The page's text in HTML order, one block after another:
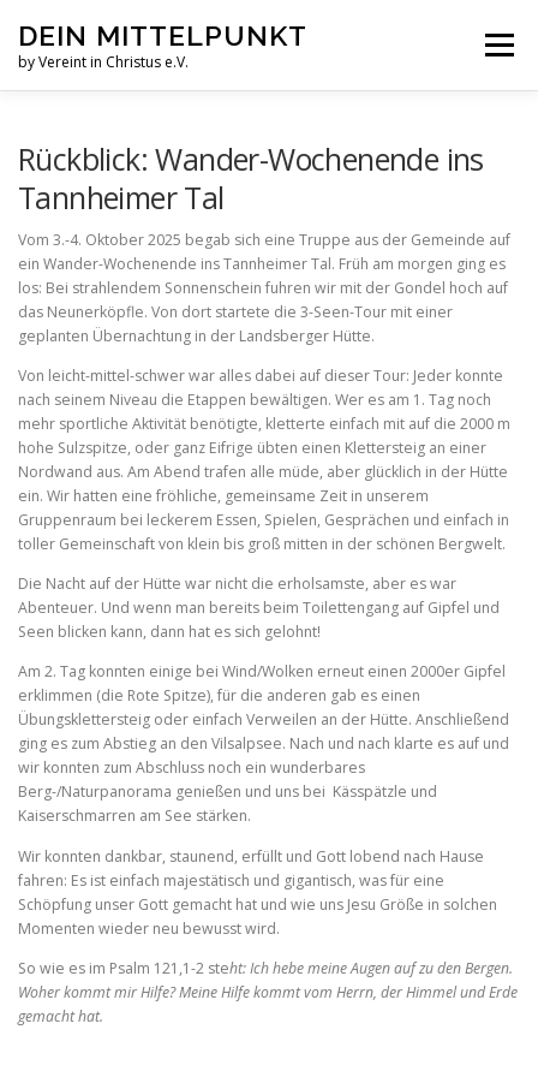
Inhalt
springen
DEIN MITTELPUNKT
by Vereint in Christus e.V.
Menü
GOTTESDIENST MAL ANDERS AUFNAHMEN
VEREINT IN CHRISTUS E.V. JESUS FAQS
Rückblick: Wander-Wochenende ins
Tannheimer Tal
Vom 3.-4. Oktober 2025 begab sich eine Truppe aus der Gemeinde auf
ein Wander-Wochenende ins Tannheimer Tal. Früh am morgen ging es
los: Bei strahlendem Sonnenschein fuhren wir mit der Gondel hoch auf
das Neunerköpfle. Von dort startete die 3-Seen-Tour mit einer
geplanten Übernachtung in der Landsberger Hütte.
Von leicht-mittel-schwer war alles dabei auf dieser Tour: Jeder konnte
nach seinem Niveau die Etappen bewältigen. Wer es am 1. Tag noch
mehr sportliche Aktivität benötigte, kletterte einfach mit auf die 2000 m
hohe Sulzspitze, oder ganz Eifrige übten einen Klettersteig an einer
Nordwand aus. Am Abend trafen alle müde, aber glücklich in der Hütte
ein. Wir hatten eine fröhliche, gemeinsame Zeit in unserem
Gruppenraum bei leckerem Essen, Spielen, Gesprächen und einfach in
toller Gemeinschaft von klein bis groß mitten in der schönen Bergwelt.
Die Nacht auf der Hütte war nicht die erholsamste, aber es war
Abenteuer. Und wenn man bereits beim Toilettengang auf Gipfel und
Seen blicken kann, dann hat es sich gelohnt!
Am 2. Tag konnten einige bei Wind/Wolken erneut einen 2000er Gipfel
erklimmen (die Rote Spitze), für die anderen gab es einen
Übungsklettersteig oder einfach Verweilen an der Hütte. Anschließend
ging es zum Abstieg an den Vilsalpsee. Nach und nach klarte es auf und
wir konnten zum Abschluss noch ein wunderbares
Berg-/Naturpanorama genießen und uns bei Kässpätzle und
Kaiserschmarren am See stärken.
Wir konnten dankbar, staunend, erfüllt und Gott lobend nach Hause
fahren: Es ist einfach majestätisch und gigantisch, was für eine
Schöpfung unser Gott gemacht hat und wie uns Jesu Größe in solchen
Momenten wieder neu bewusst wird.
So wie es im Psalm 121,1-2 steht: Ich hebe meine Augen auf zu den Bergen.
Woher kommt mir Hilfe? Meine Hilfe kommt vom Herrn, der Himmel und Erde
gemacht hat.